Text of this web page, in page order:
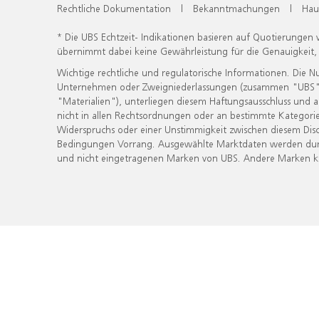
Rechtliche Dokumentation | Bekanntmachungen |
* Die UBS Echtzeit- Indikationen basieren auf
übernimmt dabei keine Gewährleistung für die
Wichtige rechtliche und regulatorische Informationen. Die
Unternehmen oder Zweigniederlassungen (zusammen
"Materialien"), unterliegen diesem Haftungsausschluss
nicht in allen Rechtsordnungen oder an bestimmte
Widerspruchs oder einer Unstimmigkeit zwischen diesem
Bedingungen Vorrang. Ausgewählte Marktdaten werden
und nicht eingetragenen Marken von UBS. Andere Marken